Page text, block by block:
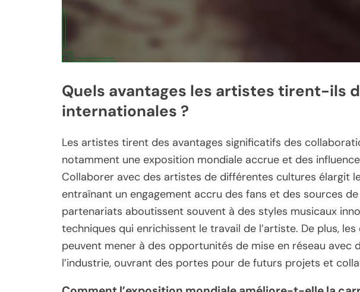
Quels avantages les artistes tirent-ils
internationales ?
Les artistes tirent des avantages significatifs des
notamment une exposition mondiale accrue et des
Collaborer avec des artistes de différentes cultures élargit
entraînant un engagement accru des fans et des sources
partenariats aboutissent souvent à des styles musicaux
techniques qui enrichissent le travail de l’artiste. De plus,
peuvent mener à des opportunités de mise en réseau avec
l’industrie, ouvrant des portes pour de futurs projets et